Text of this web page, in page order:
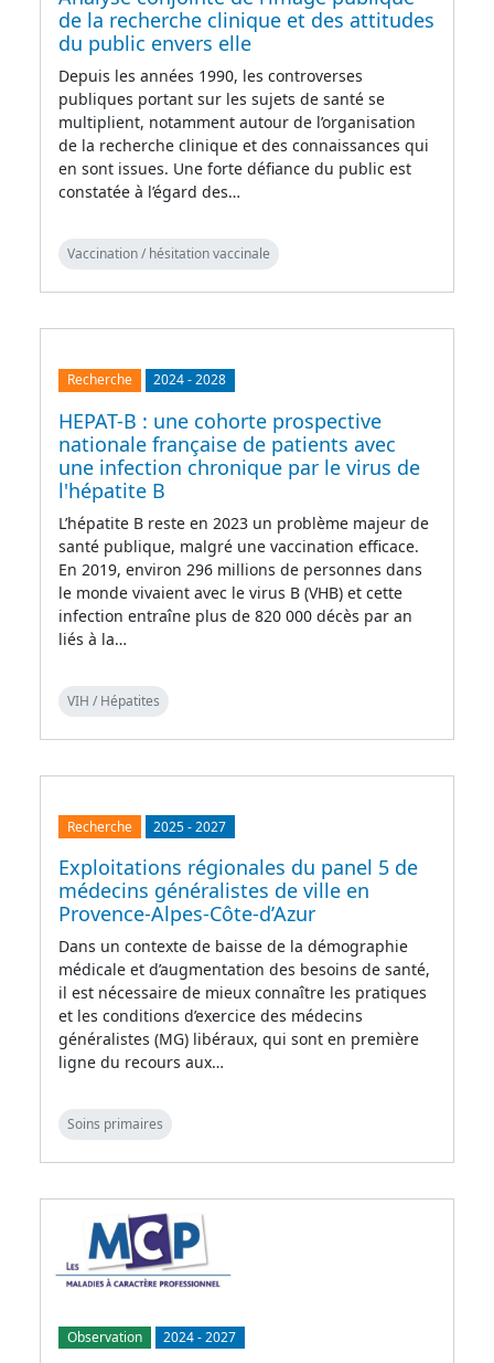
de la recherche clinique et des attitudes
du public envers elle
Depuis les années 1990, les controverses
publiques portant sur les sujets de santé se
multiplient, notamment autour de l’organisation
de la recherche clinique et des connaissances qui
en sont issues. Une forte défiance du public est
constatée à l’égard des…
Vaccination / hésitation vaccinale
Recherche 2024-2028
HEPAT-B : une cohorte prospective
nationale française de patients avec
une infection chronique par le virus de
l'hépatite B
L’hépatite B reste en 2023 un problème majeur de
santé publique, malgré une vaccination efficace.
En 2019, environ 296 millions de personnes dans
le monde vivaient avec le virus B (VHB) et cette
infection entraîne plus de 820 000 décès par an
liés à la…
VIH / Hépatites
Recherche 2025-2027
Exploitations régionales du panel 5 de
médecins généralistes de ville en
Provence-Alpes-Côte-d’Azur
Dans un contexte de baisse de la démographie
médicale et d’augmentation des besoins de santé,
il est nécessaire de mieux connaître les pratiques
et les conditions d’exercice des médecins
généralistes (MG) libéraux, qui sont en première
ligne du recours aux…
Soins primaires
Observation 2024-2027